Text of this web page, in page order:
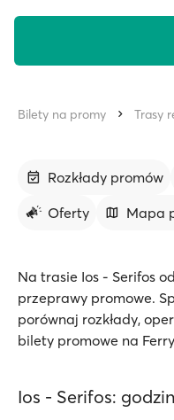
Bilety na promy Trasy
Rozkłady promów
Oferty
Mapa
Na trasie Ios - Serifos
przeprawy promowe.
porównaj rozkłady,
bilety promowe na
Ios - Serifos: